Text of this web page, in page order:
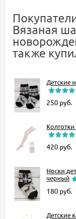
Вязаная
также
Детские
250 руб.
420 руб.
Носки
черный
180 руб.
Детские